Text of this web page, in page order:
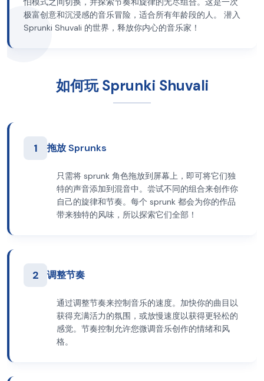
极富创意和沉浸感的音乐冒险，适合所有年龄段的人。 潜入
Sprunki Shuvali 的世界，释放你内心的音乐家！
如何玩 Sprunki Shuvali
1 拖放 Sprunks
只需将 sprunk 角色拖放到屏幕上，即可将它们独
特的声音添加到混音中。尝试不同的组合来创作你
自己的旋律和节奏。每个 sprunk 都会为你的作品
带来独特的风味，所以探索它们全部！
2 调整节奏
通过调整节奏来控制音乐的速度。加快你的曲目以
获得充满活力的氛围，或放慢速度以获得更轻松的
感觉。节奏控制允许您微调音乐创作的情绪和风
格。